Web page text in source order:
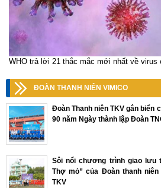
WHO trả lời 21 thắc mắc mới nhất về virus
ĐOÀN THANH NIÊN VIMICO
Đoàn Thanh niên TKV gắn biển
90 năm Ngày thành lập Đoàn
Sôi nổi chương trình giao lưu
Thợ mỏ” của Đoàn thanh
TKV